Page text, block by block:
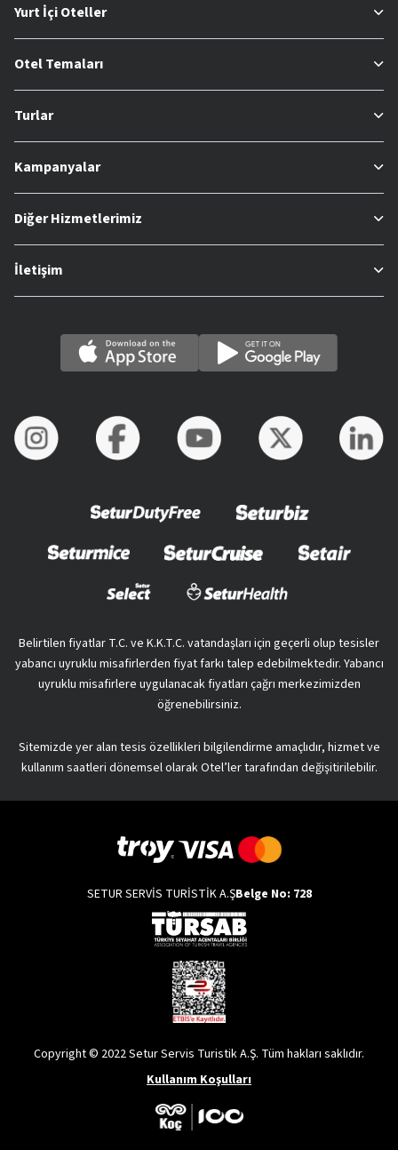
Yurt İçi Oteller
Otel Temaları
Turlar
Kampanyalar
Diğer Hizmetlerimiz
İletişim
Belirtilen fiyatlar T.C. ve K.K.T.C. vatandaşları için geçerli olup tesisler
yabancı uyruklu misafirlerden fiyat farkı talep edebilmektedir. Yabancı
uyruklu misafirlere uygulanacak fiyatları çağrı merkezimizden
öğrenebilirsiniz.
Sitemizde yer alan tesis özellikleri bilgilendirme amaçlıdır, hizmet ve
kullanım saatleri dönemsel olarak Otel’ler tarafından değişitirilebilir.
SETUR SERVİS TURİSTİK A.ŞBelge No: 728
Copyright © 2022 Setur Servis Turistik A.Ş. Tüm hakları saklıdır.
Kullanım Koşulları